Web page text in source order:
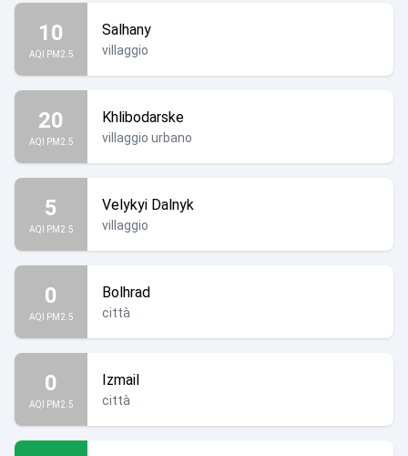
10
AQI PM2.5
Salhany
villaggio
20
AQI PM2.5
Khlibodarske
villaggio urbano
5
AQI PM2.5
Velykyi Dalnyk
villaggio
0
AQI PM2.5
Bolhrad
città
0
AQI PM2.5
Izmail
città